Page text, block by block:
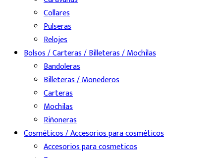
Collares
Pulseras
Relojes
Bolsos / Carteras / Billeteras / Mochilas
Bandoleras
Billeteras / Monederos
Carteras
Mochilas
Riñoneras
Cosméticos / Accesorios para cosméticos
Accesorios para cosmeticos